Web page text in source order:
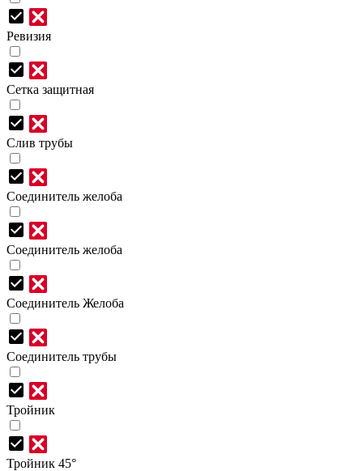
Ревизия
Сетка защитная
Слив трубы
Соединитель желоба
Соединитель желоба
Соединитель Желоба
Соединитель трубы
Тройник
Тройник 45°